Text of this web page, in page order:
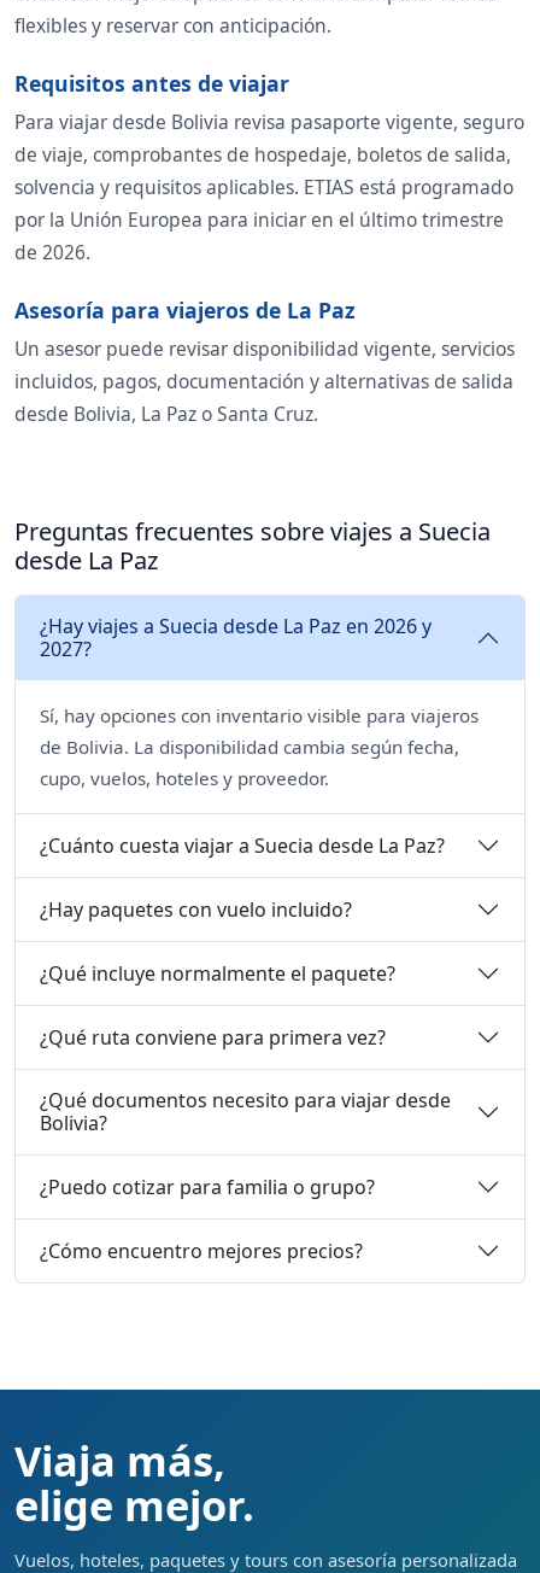
flexibles y reservar con anticipación.
Requisitos antes de viajar
Para viajar desde Bolivia revisa pasaporte vigente, seguro
de viaje, comprobantes de hospedaje, boletos de salida,
solvencia y requisitos aplicables. ETIAS está programado
por la Unión Europea para iniciar en el último trimestre
de 2026.
Asesoría para viajeros de La Paz
Un asesor puede revisar disponibilidad vigente, servicios
incluidos, pagos, documentación y alternativas de salida
desde Bolivia, La Paz o Santa Cruz.
Preguntas frecuentes sobre viajes a Suecia
desde La Paz
¿Hay viajes a Suecia desde La Paz en 2026 y
2027?
Sí, hay opciones con inventario visible para viajeros
de Bolivia. La disponibilidad cambia según fecha,
cupo, vuelos, hoteles y proveedor.
¿Cuánto cuesta viajar a Suecia desde La Paz?
¿Hay paquetes con vuelo incluido?
¿Qué incluye normalmente el paquete?
¿Qué ruta conviene para primera vez?
¿Qué documentos necesito para viajar desde
Bolivia?
¿Puedo cotizar para familia o grupo?
¿Cómo encuentro mejores precios?
Viaja más,
elige mejor.
Vuelos, hoteles, paquetes y tours con asesoría personalizada